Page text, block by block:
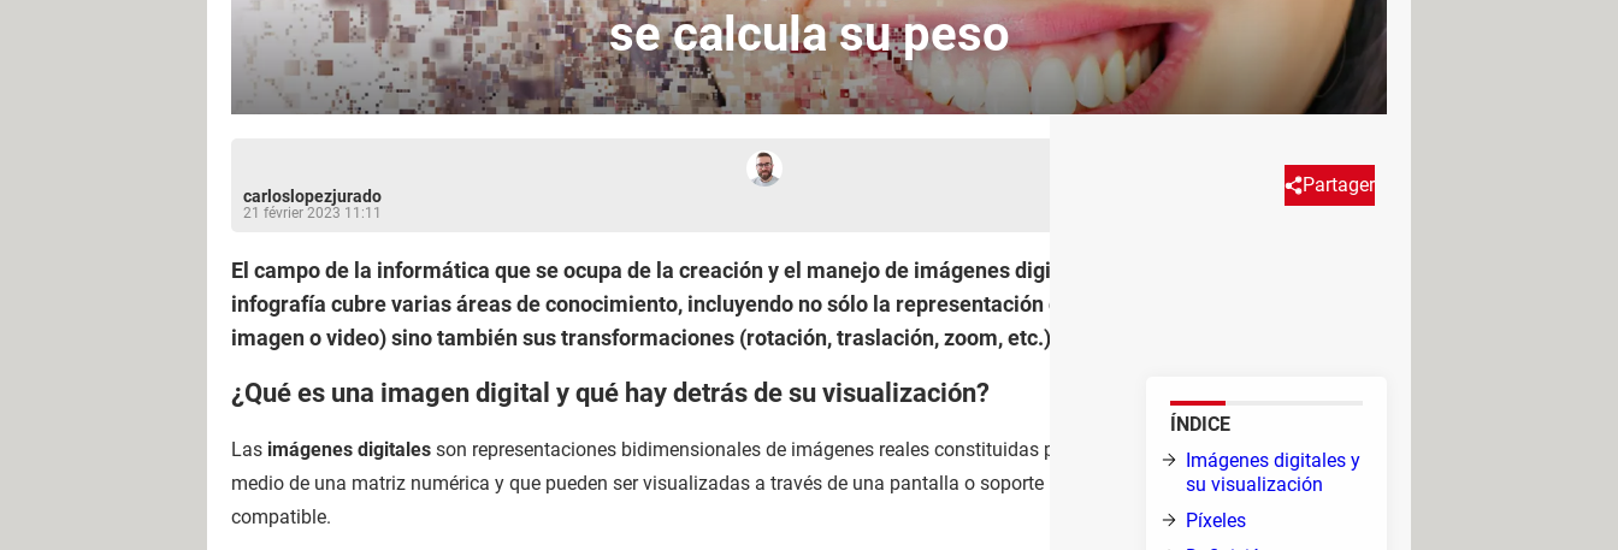
se calcula su peso
carloslopezjurado
21 février 2023 11:11
Partager
El campo de la informática que se ocupa de la creación y el manejo de imágenes digitales se denomina infografía. La
infografía cubre varias áreas de conocimiento, incluyendo no sólo la representación de elementos gráficos (texto,
imagen o video) sino también sus transformaciones (rotación, traslación, zoom, etc.), por medio de algoritmos.
ÍNDICE
Imágenes digitales y
su visualización
Píxeles
¿Qué es una imagen digital y qué hay detrás de su visualización?
Las imágenes digitales son representaciones bidimensionales de imágenes reales constituidas por
medio de una matriz numérica y que pueden ser visualizadas a través de una pantalla o soporte
compatible.